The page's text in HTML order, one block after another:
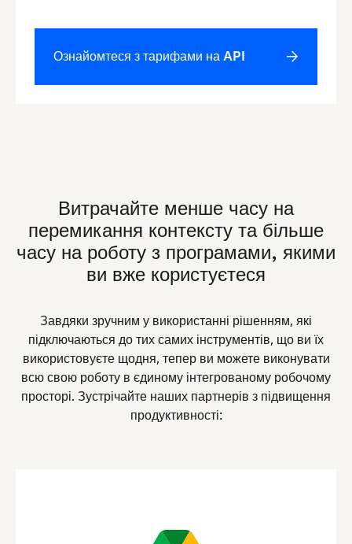
Ознайомтеся з тарифами на API
Витрачайте менше часу на
перемикання контексту та більше
часу на роботу з програмами, якими
ви вже користуєтеся
Завдяки зручним у використанні рішенням, які
підключаються до тих самих інструментів, що ви їх
використовуєте щодня, тепер ви можете виконувати
всю свою роботу в єдиному інтегрованому робочому
просторі. Зустрічайте наших партнерів з підвищення
продуктивності: